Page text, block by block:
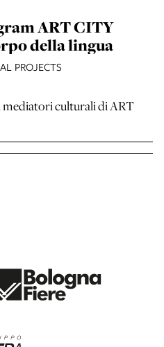
ART CITY
della lingua
PROJECTS
culturali di ART